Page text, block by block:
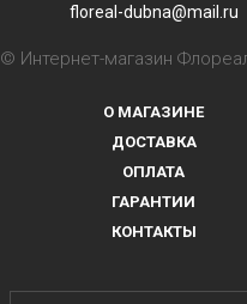
floreal-dubna@mail.ru
© Интернет-магазин
О МАГАЗИНЕ
ДОСТАВКА
ОПЛАТА
ГАРАНТИИ
КОНТАКТЫ